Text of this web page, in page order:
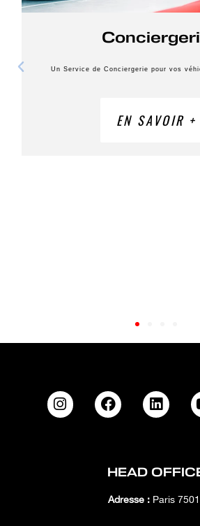
Un Service de Conciergerie pour vos
EN SAVOIR +
HEAD
Adresse :Paris